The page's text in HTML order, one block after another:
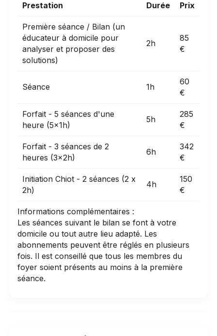
Prestation Durée Prix
Première séance / Bilan (un
éducateur à domicile pour
analyser et proposer des
solutions)
2h
85
€
Séance 1h
60
€
Forfait - 5 séances d'une
heure (5x1h)
5h
285
€
Forfait - 3 séances de 2
heures (3x2h)
6h
342
€
Initiation Chiot - 2 séances (2 x
2h)
4h
150
€
Informations complémentaires :
Les séances suivant le bilan se font à votre
domicile ou tout autre lieu adapté. Les
abonnements peuvent être réglés en plusieurs
fois. Il est conseillé que tous les membres du
foyer soient présents au moins à la première
séance.